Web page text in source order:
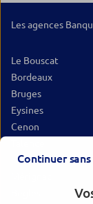
Les agences
Le Bouscat
Bordeaux
Bruges
Eysines
Cenon
Lormont
Continuer